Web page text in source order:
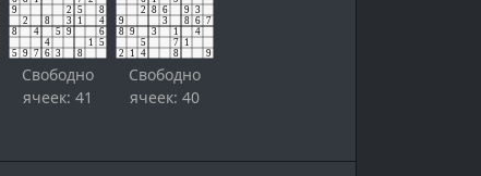
Свободно
ячеек: 41
Свободно
ячеек: 40